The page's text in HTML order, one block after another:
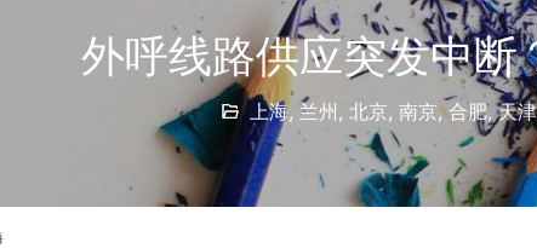
外呼线路供应突发中
上海, 兰州 , 北京, 南京,合肥,天津